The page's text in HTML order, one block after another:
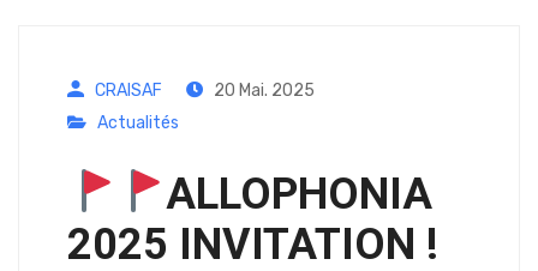
CRAISAF
20 Mai. 2025
Actualités
ALLOPHONIA
2025 INVITATION !